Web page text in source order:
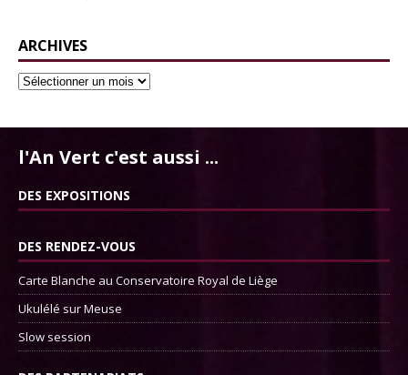
ARCHIVES
l'An Vert c'est aussi ...
DES EXPOSITIONS
DES RENDEZ-VOUS
Carte Blanche au Conservatoire Royal de Liège
Ukulélé sur Meuse
Slow session